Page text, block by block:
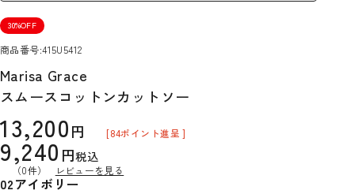
30%OFF
商品番号 415U5412
Marisa Grace
スムースコットンカットソー
13,200
9,240 税込
[84ポイント進呈 ]
（0件） レビューを見る
02アイボリー